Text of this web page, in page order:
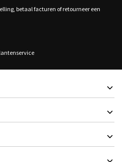
betaal facturen of retourneer een